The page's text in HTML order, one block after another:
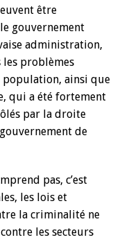
être
gouvernement
administration,
problèmes
ainsi que
qui a été fortement
par la droite
de
pas, c’est
les lois et
la criminalité ne
les secteurs